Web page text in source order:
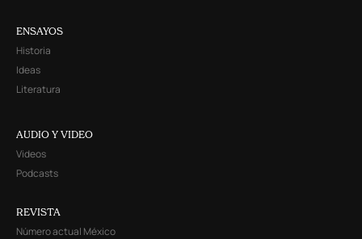
ENSAYOS
Historia
Ideas
Literatura
AUDIO Y VIDEO
Videos
Podcasts
REVISTA
Número actual México